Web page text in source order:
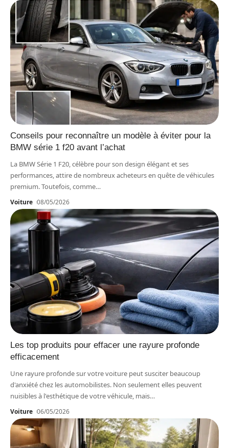
Conseils pour reconnaître un modèle à éviter pour la
BMW série 1 f20 avant l’achat
La BMW Série 1 F20, célèbre pour son design élégant et ses
performances, attire de nombreux acheteurs en quête de véhicules
premium. Toutefois, comme…
Voiture 08/05/2026
Les top produits pour effacer une rayure profonde
efficacement
Une rayure profonde sur votre voiture peut susciter beaucoup
d'anxiété chez les automobilistes. Non seulement elles peuvent
nuisibles à l'esthétique de votre véhicule, mais…
Voiture 06/05/2026